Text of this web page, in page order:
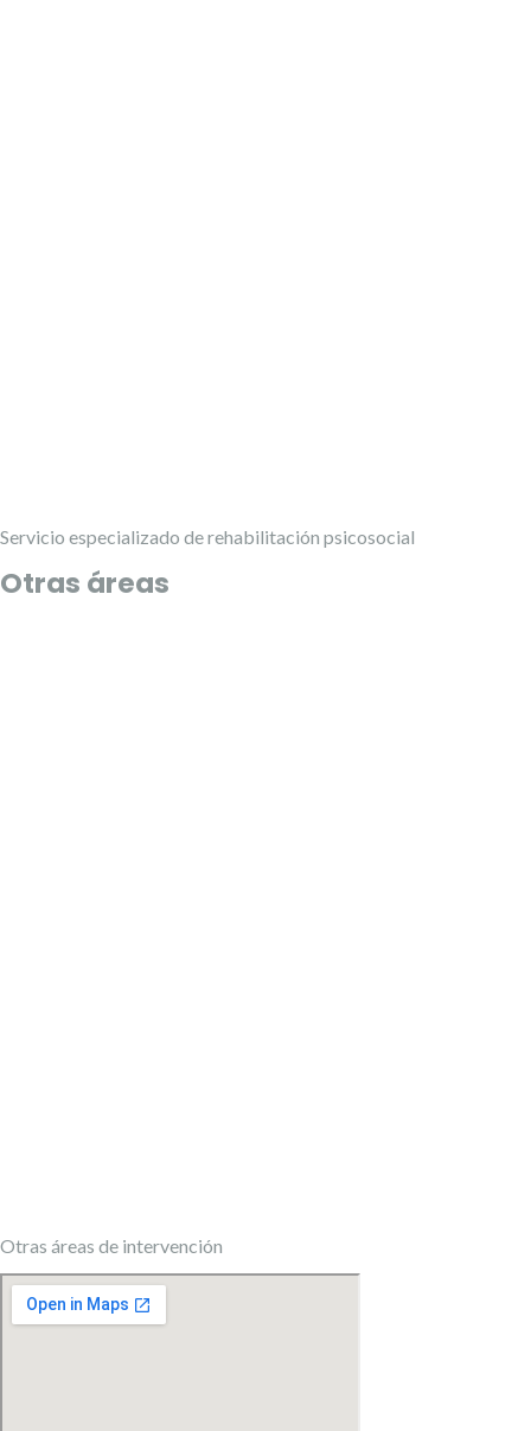
Servicio especializado de rehabilitación psicosocial
Otras áreas
Otras áreas de intervención